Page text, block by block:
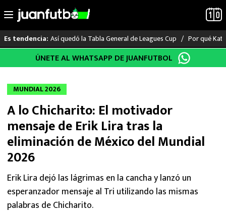
al
Es tendencia: Así quedó la Tabla General de Leagues Cup Por qué
LO ÚLTIMO
LIGA MX
RAYADOS
PUMAS
ATLANTE
SELECCIÓN MEXICANA
FUTBOL INTERNACIONAL
ÚNETE AL WHATSAPP DE JUANFUTBOL
MUNDIAL 2026
A lo Chicharito: El motivador
mensaje de Erik Lira tras la
eliminación de México del Mundial
2026
Erik Lira dejó las lágrimas en la cancha y lanzó un
esperanzador mensaje al Tri utilizando las mismas
palabras de Chicharito.